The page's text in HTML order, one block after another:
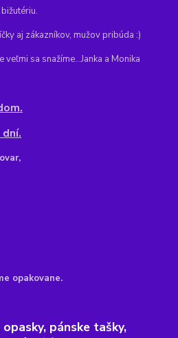
aj zákazníkov, mužov pribúda :)
sa snažíme...Janka a Monika
opakovane.
pánske tašky,